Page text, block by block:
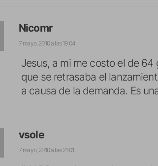
Nicomr
7 mayo, 2010 a las 19:04
Jesus, a mi me costo el de
que se retrasaba el
a causa de la demanda. Es
vsole
7 mayo, 2010 a las 21:01